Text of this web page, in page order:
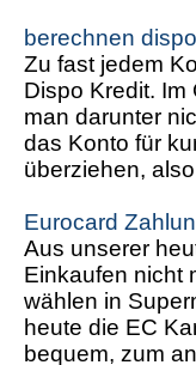
berechnen dispo
Zu fast jedem
Dispo Kredit.
man darunter
das Konto für
überziehen,
Eurocard
Aus unserer
Einkaufen nicht
wählen in
heute die EC
bequem, zum